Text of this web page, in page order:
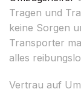
Tragen und
keine Sorgen
Transporter
alles
Vertrau auf